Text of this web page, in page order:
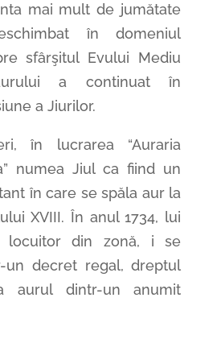
mai mult de jumătate
în domeniul
sfârşitul Evului Mediu
a continuat în
a Jiurilor.
în lucrarea “Auraria
numea Jiul ca fiind un
în care se spăla aur la
XVIII. În anul 1734, lui
locuitor din zonă, i se
un decret regal, dreptul
aurul dintr-un anumit